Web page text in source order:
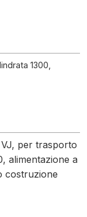
1300,
per trasporto
alimentazione a
costruzione